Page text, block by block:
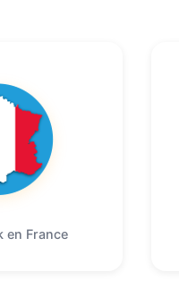
en France